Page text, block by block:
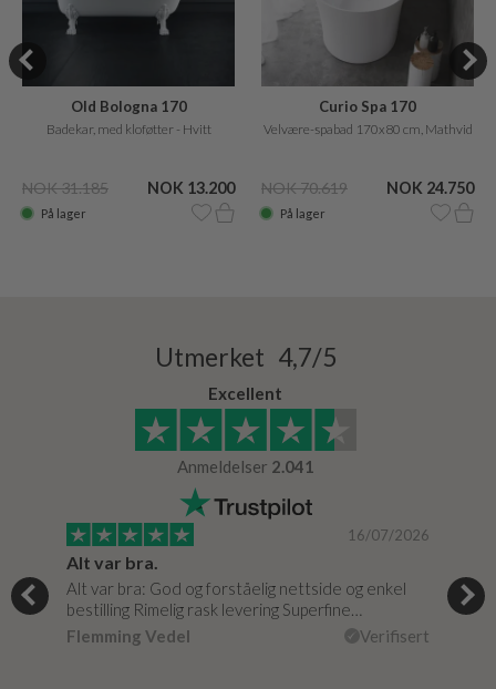
Old Bologna 170
Badekar, med kloføtter - Hvitt
NOK 31.185 NOK 13.200
På lager
Curio Spa 170
Velvære-spabad 170x80 cm, Mathvid
NOK 70.619 NOK 24.750
På lager
Utmerket 4,7/5
Excellent
Anmeldelser 2.041
16/07/2026
Alt var bra.
Alt var bra: God og forståelig nettside og enkel
bestilling Rimelig rask levering Superfine…
Flemming Vedel
Verifisert
Jeg
fikk